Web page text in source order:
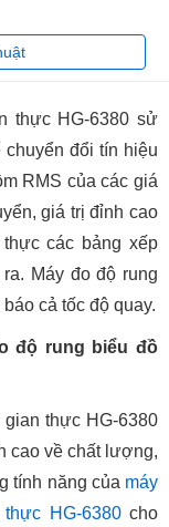
thực HG-6380 sử
đổi tín hiệu
RMS của các giá
giá trị đỉnh cao
các bảng xếp
Máy đo độ rung
cả tốc độ quay.
độ rung biểu đồ
thực HG-6380
cao về chất lượng,
tính năng của máy
HG-6380cho